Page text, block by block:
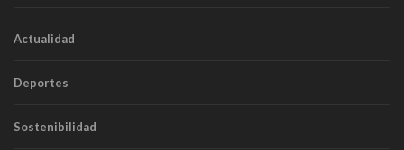
Actualidad
Deportes
Sostenibilidad